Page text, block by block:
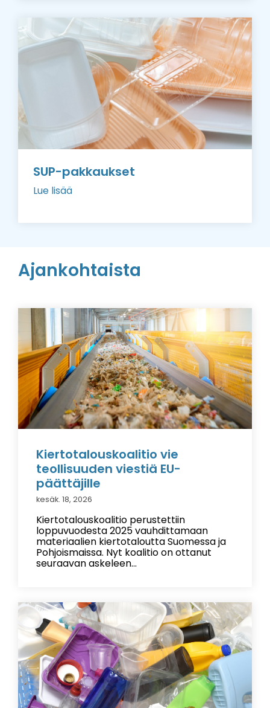
SUP-pakkaukset
Lue lisää
Ajankohtaista
Kiertotalouskoalitio vie
teollisuuden viestiä EU-
päättäjille
kesäk. 18, 2026
Kiertotalouskoalitio perustettiin
loppuvuodesta 2025 vauhdittamaan
materiaalien kiertotaloutta Suomessa ja
Pohjoismaissa. Nyt koalitio on ottanut
seuraavan askeleen...